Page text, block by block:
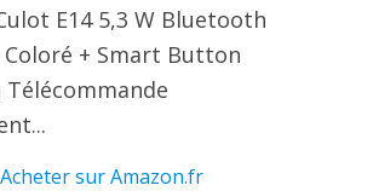
E14 5,3 W Bluetooth
Coloré + Smart Button
Acheter sur Amazon.fr